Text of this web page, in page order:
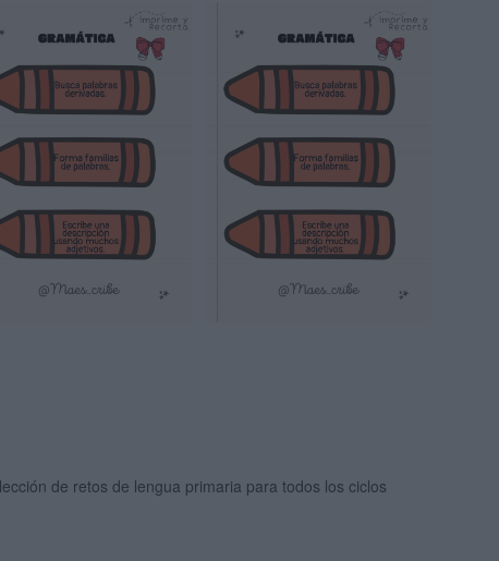
de retos de lengua primaria para todos los ciclos